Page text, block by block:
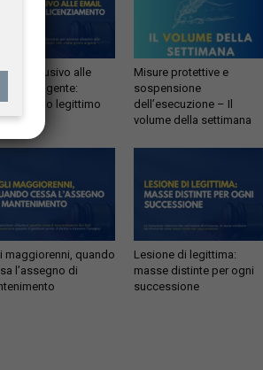
abusivo alle
del dirigente:
legittimo
Misure protettive e
sospensione
dell’esecuzione – Il
volume della settimana
maggiorenni, quando
l’assegno di
Lesione di legittima:
masse distinte per ogni
successione